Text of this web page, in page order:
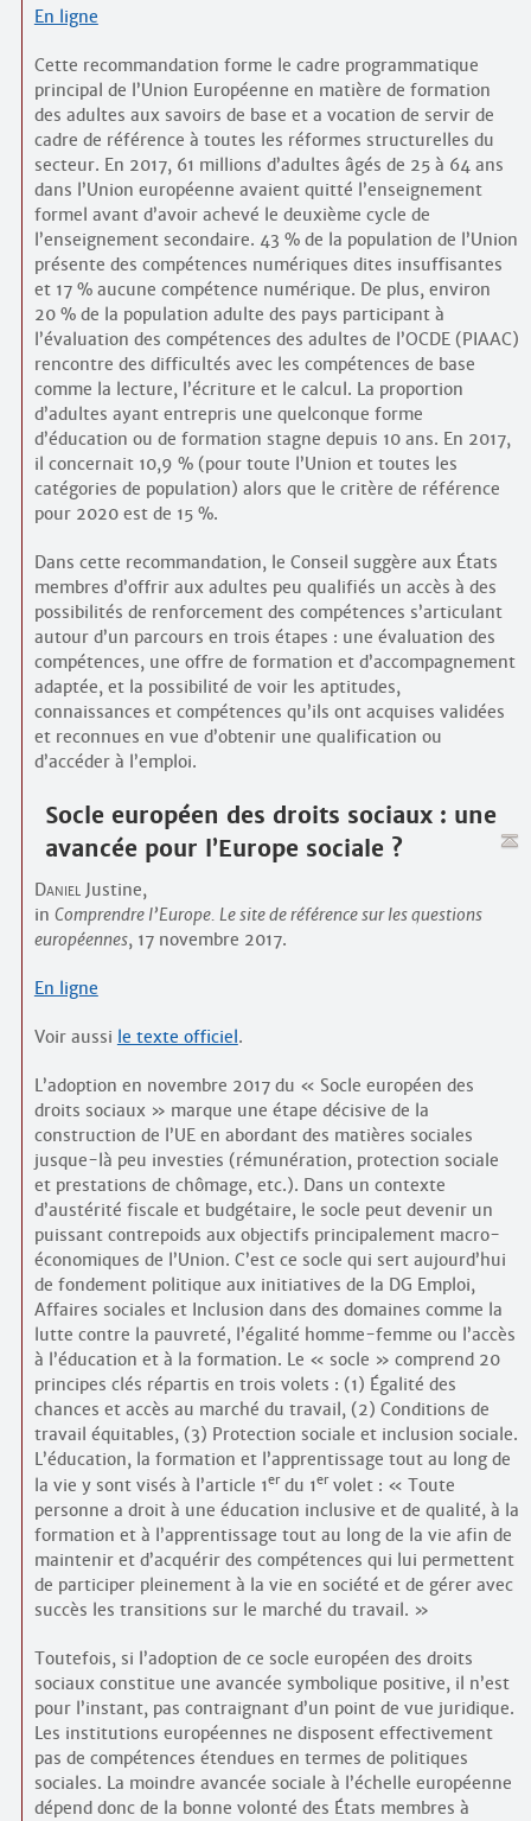
En ligne
Cette recommandation forme le cadre programmatique
principal de l’Union Européenne en matière de formation
des adultes aux savoirs de base et a vocation de servir de
cadre de référence à toutes les réformes structurelles du
secteur. En 2017, 61 millions d’adultes âgés de 25 à 64 ans
dans l’Union européenne avaient quitté l’enseignement
formel avant d’avoir achevé le deuxième cycle de
l’enseignement secondaire. 43 % de la population de l’Union
présente des compétences numériques dites insuffisantes
et 17 % aucune compétence numérique. De plus, environ
20 % de la population adulte des pays participant à
l’évaluation des compétences des adultes de l’OCDE (PIAAC)
rencontre des difficultés avec les compétences de base
comme la lecture, l’écriture et le calcul. La proportion
d’adultes ayant entrepris une quelconque forme
d’éducation ou de formation stagne depuis 10 ans. En 2017,
il concernait 10,9 % (pour toute l’Union et toutes les
catégories de population) alors que le critère de référence
pour 2020 est de 15 %.
Dans cette recommandation, le Conseil suggère aux États
membres d’offrir aux adultes peu qualifiés un accès à des
possibilités de renforcement des compétences s’articulant
autour d’un parcours en trois étapes : une évaluation des
compétences, une offre de formation et d’accompagnement
adaptée, et la possibilité de voir les aptitudes,
connaissances et compétences qu’ils ont acquises validées
et reconnues en vue d’obtenir une qualification ou
d’accéder à l’emploi.
Socle européen des droits sociaux : une
avancée pour l’Europe sociale ?
DanielJustine,
in Comprendre l’Europe. Le site de référence sur les questions
européennes, 17 novembre 2017.
En ligne
Voir aussi le texte officiel .
L’adoption en novembre 2017 du « Socle européen des
droits sociaux » marque une étape décisive de la
construction de l’UE en abordant des matières sociales
jusque-là peu investies (rémunération, protection sociale
et prestations de chômage, etc.). Dans un contexte
d’austérité fiscale et budgétaire, le socle peut devenir un
puissant contrepoids aux objectifs principalement macro-
économiques de l’Union. C’est ce socle qui sert aujourd’hui
de fondement politique aux initiatives de la DG Emploi,
Affaires sociales et Inclusion dans des domaines comme la
lutte contre la pauvreté, l’égalité homme-femme ou l’accès
à l’éducation et à la formation. Le « socle » comprend 20
principes clés répartis en trois volets : (1) Égalité des
chances et accès au marché du travail, (2) Conditions de
travail équitables, (3) Protection sociale et inclusion sociale.
L’éducation, la formation et l’apprentissage tout au long de
la vie y sont visés à l’article 1erdu 1ervolet : « Toute
personne a droit à une éducation inclusive et de qualité, à la
formation et à l’apprentissage tout au long de la vie afin de
maintenir et d’acquérir des compétences qui lui permettent
de participer pleinement à la vie en société et de gérer avec
succès les transitions sur le marché du travail. »
Toutefois, si l’adoption de ce socle européen des droits
sociaux constitue une avancée symbolique positive, il n’est
pour l’instant, pas contraignant d’un point de vue juridique.
Les institutions européennes ne disposent effectivement
pas de compétences étendues en termes de politiques
sociales. La moindre avancée sociale à l’échelle européenne
dépend donc de la bonne volonté des États membres à